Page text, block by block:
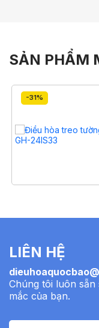
SẢN PHẨM
-31%
LIÊN HỆ
Chúng tôi luôn sẵn
mắc của bạn.